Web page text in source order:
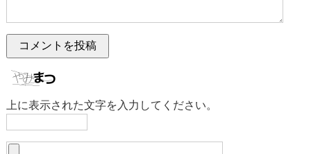
上に表示された文字を入力してください。